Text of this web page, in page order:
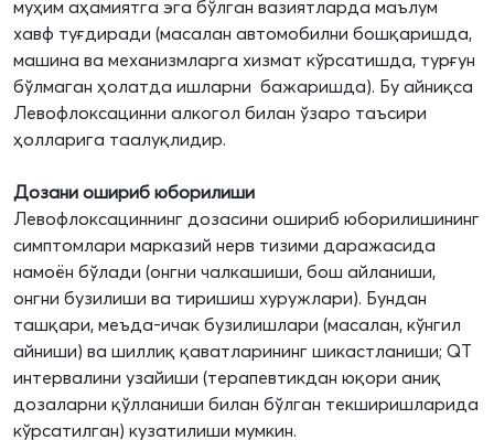
муҳим аҳамиятга эга бўлган вазиятларда маълум
хавф туғдиради (масалан автомобилни бошқаришда,
машина ва механизмларга хизмат кўрсатишда, турғун
бўлмаган ҳолатда ишларни бажаришда). Бу айниқса
Левофлоксацинни алкогол билан ўзаро таъсири
ҳолларига таалуқлидир.
Дозани ошириб юборилиши
Левофлоксациннинг дозасини ошириб юборилишининг
симптомлари марказий нерв тизими даражасида
намоён бўлади (онгни чалкашиши, бош айланиши,
онгни бузилиши ва тиришиш хуружлари). Бундан
ташқари, меъда-ичак бузилишлари (масалан, кўнгил
айниши) ва шиллиқ қаватларининг шикастланиши; QT
интервалини узайиши (терапевтикдан юқори аниқ
дозаларни қўлланиши билан бўлган текширишларида
кўрсатилган) кузатилиши мумкин.